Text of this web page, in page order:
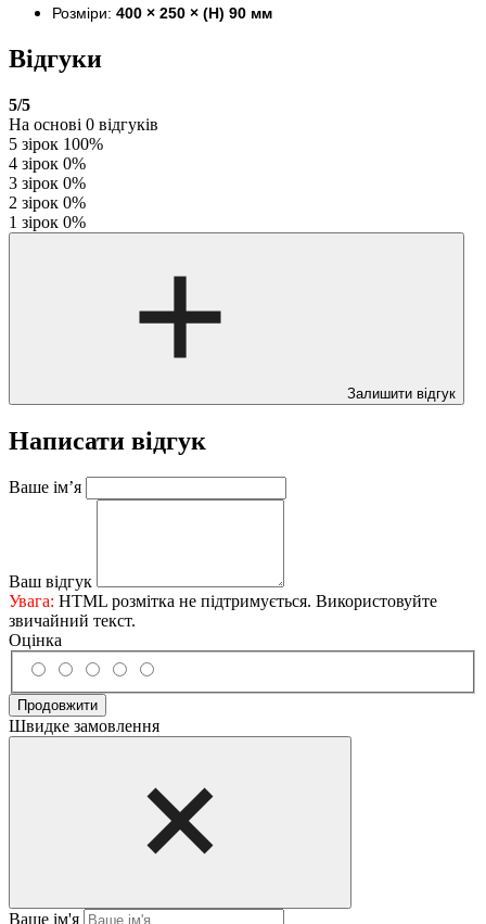
Розміри: 400 × 250 × (H) 90 мм
Відгуки
5/5
На основі 0 відгуків
5 зірок 100%
4 зірок 0%
3 зірок 0%
2 зірок 0%
1 зірок 0%
Залишити відгук
Написати відгук
Ваше ім’я
Ваш відгук
Увага: HTML розмітка не підтримується. Використовуйте
звичайний текст.
Оцінка
Продовжити
Швидке замовлення
Ваше ім'я